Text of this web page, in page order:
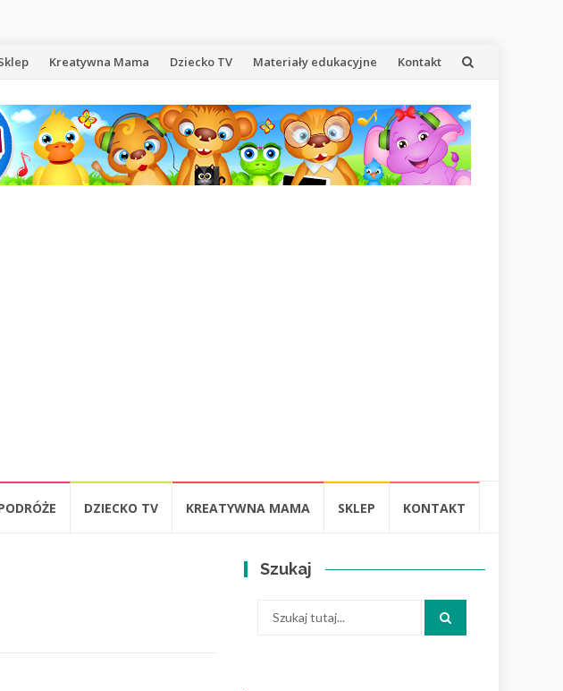
Kreatywna Mama Dziecko TV Materiały edukacyjne Kontakt
DZIECKO TV KREATYWNA MAMA SKLEP KONTAKT
Szukaj